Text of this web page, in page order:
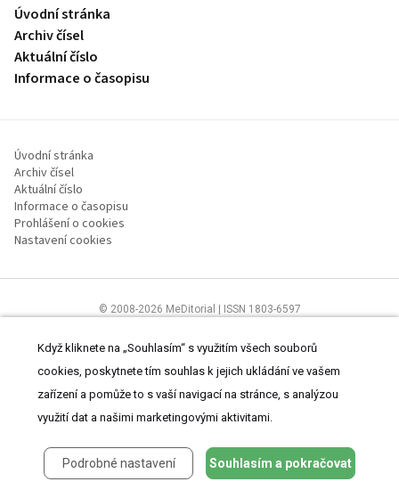
Úvodní stránka
Archiv čísel
Aktuální číslo
Informace o časopisu
Úvodní stránka
Archiv čísel
Aktuální číslo
Informace o časopisu
Prohlášení o cookies
Nastavení cookies
© 2008-2026 MeDitorial | ISSN 1803-6597
zdravotnictví.Čtěte prohlášeníaZásady zpracování osobních údajů
Když kliknete na „Souhlasím“ s využitím všech souborů
cookies, poskytnete tím souhlas k jejich ukládání ve vašem
zařízení a pomůže to s vaší navigací na stránce, s analýzou
využití dat a našimi marketingovými aktivitami.
Podrobné nastavení Souhlasím a pokračovat